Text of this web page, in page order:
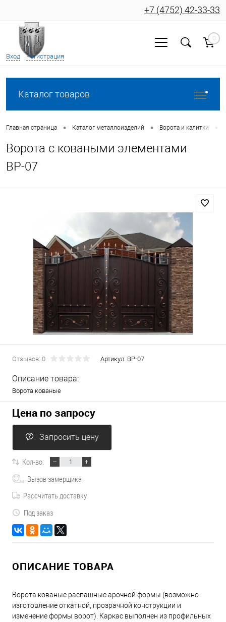
Вход Регистрация
+7 (4752) 42-33-33
0
Каталог товаров
Главная страница • Каталог металлоизделий • Ворота и калитки
Ворота с коваными элементами
ВР-07
Отзывов: 0 Артикул: ВР-07
Описание товара:
Ворота кованые
Цена по запросу
Запросить цену
Кол-во:
Вызов замерщика
Рассчитать доставку
Под заказ
ОПИСАНИЕ ТОВАРА
Ворота кованые распашные арочной формы (возможно
изготовление откатной, прозрачной конструкции и
изменение формы ворот). Каркас выполнен из профильных